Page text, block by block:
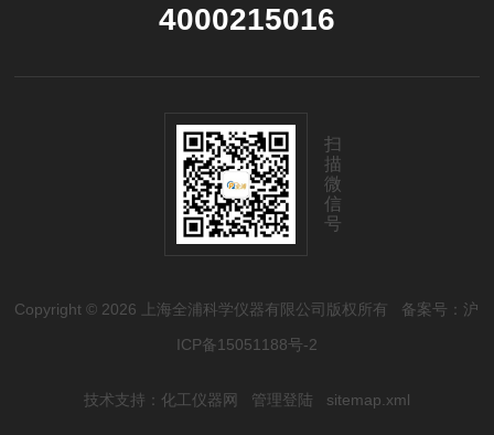
4000215016
扫
描
微
信
号
Copyright © 2026 上海全浦科学仪器有限公司版权所有 备案号：沪
ICP备15051188号-2
技术支持： 化工仪器网 管理登陆 sitemap.xml